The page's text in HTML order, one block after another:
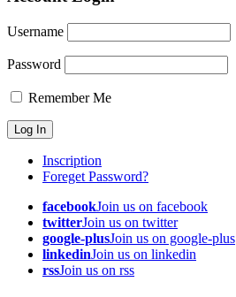
Username
Password
Remember Me
Inscription
Foreget Password?
facebookJoin us on facebook
twitterJoin us on twitter
google-plusJoin us on google-plus
linkedinJoin us on linkedin
rssJoin us on rss